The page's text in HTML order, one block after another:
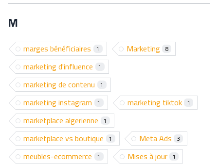
M
marges bénéficiaires 1 Marketing 8
marketing d'influence 1
marketing de contenu 1
marketing instagram 1 marketing tiktok 1
marketplace algerienne 1
marketplace vs boutique 1 Meta Ads 3
meubles-ecommerce 1 Mises à jour 1